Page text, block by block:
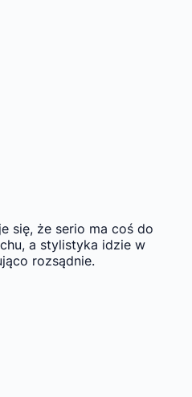
się, że serio ma coś do
a stylistyka idzie w
rozsądnie.